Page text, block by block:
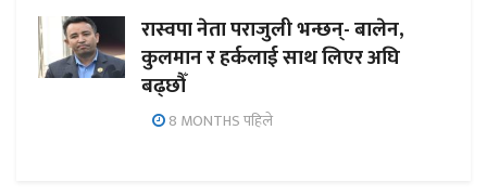
रास्वपा नेता पराजुली भन्छन्- बालेन,
कुलमान र हर्कलाई साथ लिएर अघि
बढ्छौँ
8 MONTHS पहिले